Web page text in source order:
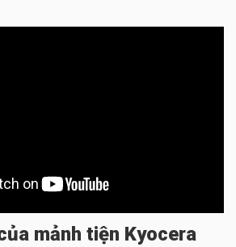
mảnh tiện Kyocera